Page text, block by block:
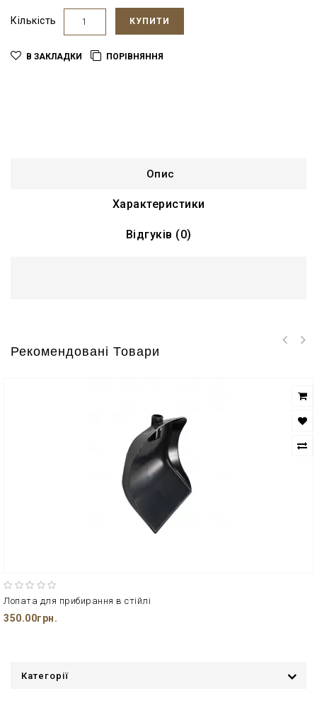
Кількість КУПИТИ
В ЗАКЛАДКИ ПОРІВНЯННЯ
Опис
Характеристики
Відгуків (0)
Рекомендовані Товари
Лопата для прибирання в стійлі
350.00грн.
Категорії